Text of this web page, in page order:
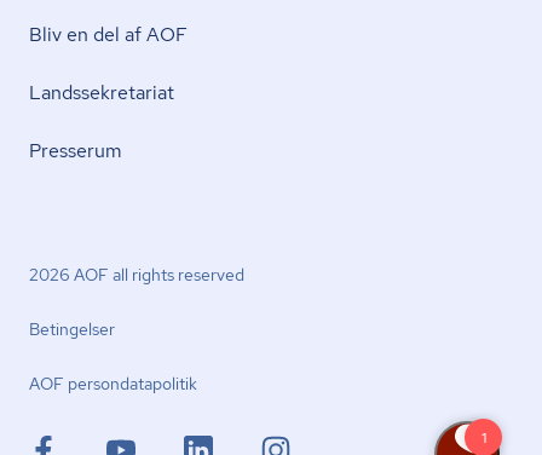
Bliv en del af AOF
Lands­se­kre­ta­ri­at
Presserum
2026 AOF all rights reserved
Betingelser
AOF per­son­da­ta­po­li­tik